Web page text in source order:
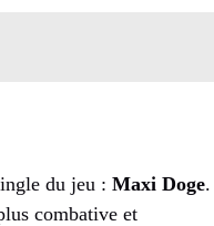
du jeu : Maxi Doge.
combative et